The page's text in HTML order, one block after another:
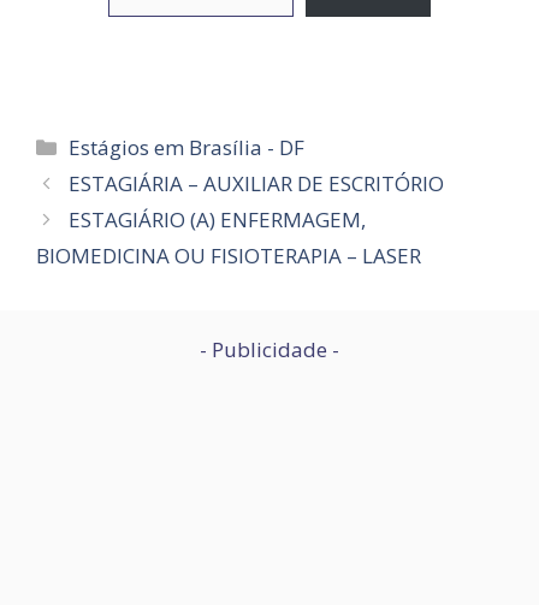
Categorias
Estágios em Brasília - DF
ESTAGIÁRIA – AUXILIAR DE ESCRITÓRIO
ESTAGIÁRIO (A) ENFERMAGEM,
BIOMEDICINA OU FISIOTERAPIA – LASER
- Publicidade -